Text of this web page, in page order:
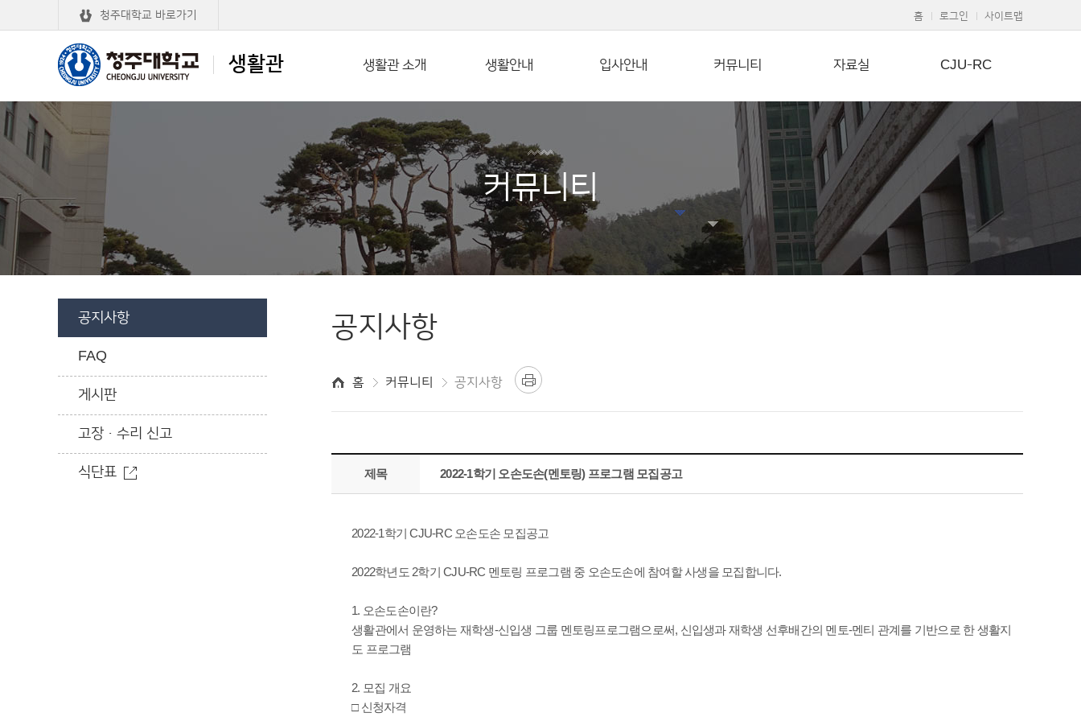
생활관
청주대학교 바로가기 홈 로그인 사이트맵
생활관 소개 생활안내 입사안내 커뮤니티 자료실 CJU-RC
커뮤니티
공지사항
FAQ
게시판
고장·수리 신고
식단표
공지사항
홈 커뮤니티 공지사항
제목 2022-1학기 오손도손(멘토링) 프로그램 모집공고
2022-1학기 CJU-RC 오손도손 모집공고
2022학년도 2학기 CJU-RC 멘토링 프로그램 중 오손도손에 참여할 사생을 모집합니다.
1. 오손도손이란?
생활관에서 운영하는 재학생-신입생 그룹 멘토링프로그램으로써, 신입생과 재학생 선후배간의 멘토-멘티 관계를 기반으로 한 생활지
도 프로그램
2. 모집 개요
□ 신청자격